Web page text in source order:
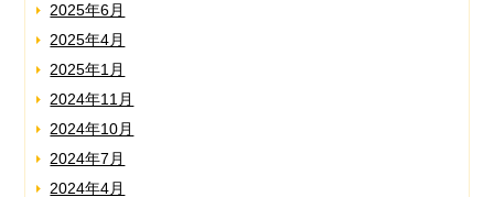
2025年6月
2025年4月
2025年1月
2024年11月
2024年10月
2024年7月
2024年4月